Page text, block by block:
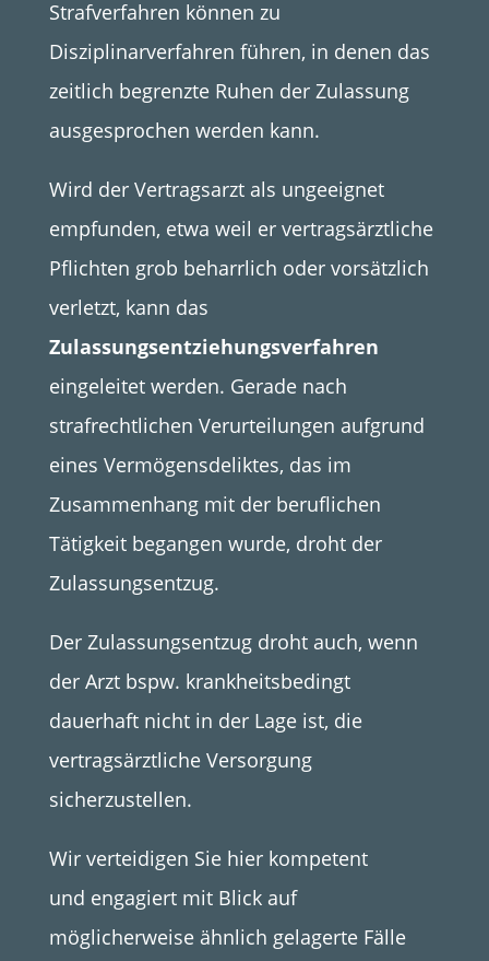
Strafverfahren können zu
Disziplinarverfahren führen, in denen das
zeitlich begrenzte Ruhen der Zulassung
ausgesprochen werden kann.
Wird der Vertragsarzt als ungeeignet
empfunden, etwa weil er vertragsärztliche
Pflichten grob beharrlich oder vorsätzlich
verletzt, kann das
Zulassungsentziehungsverfahren
eingeleitet werden. Gerade nach
strafrechtlichen Verurteilungen aufgrund
eines Vermögensdeliktes, das im
Zusammenhang mit der beruflichen
Tätigkeit begangen wurde, droht der
Zulassungsentzug.
Der Zulassungsentzug droht auch, wenn
der Arzt bspw. krankheitsbedingt
dauerhaft nicht in der Lage ist, die
vertragsärztliche Versorgung
sicherzustellen.
Wir verteidigen Sie hier kompetent
und engagiert mit Blick auf
möglicherweise ähnlich gelagerte Fälle